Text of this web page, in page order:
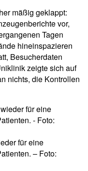
mäßig geklappt:
vor,
Tagen
hineinspazieren
Besucherdaten
zeigte sich auf
nichts, die Kontrollen
für eine
– Foto: